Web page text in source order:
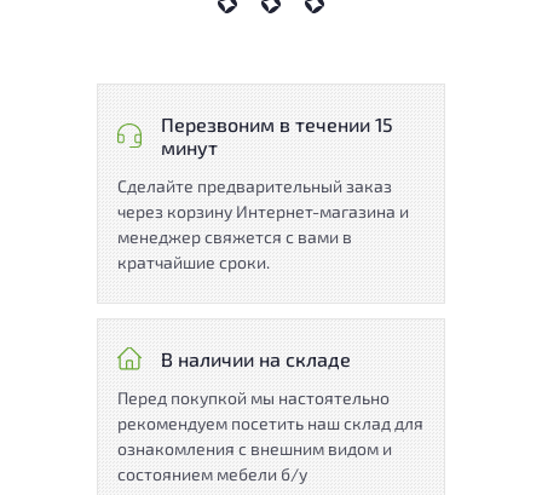
Перезвоним в течении 15
минут
Сделайте предварительный заказ
через корзину Интернет-магазина и
менеджер свяжется с вами в
кратчайшие сроки.
В наличии на складе
Перед покупкой мы настоятельно
рекомендуем посетить наш склад для
ознакомления с внешним видом и
состоянием мебели б/у